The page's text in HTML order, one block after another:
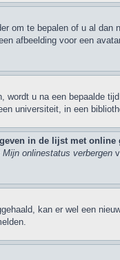
om te bepalen of u al
afbeelding voor een
wordt u na een bepaalde
universiteit, in een
in de lijst met online
Mijn onlinestatus verbergen
kan er wel een